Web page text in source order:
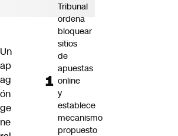
Un
ap
ag
ón
ge
ne
Tribunal
ordena
bloquear
sitios
de
apuestas
online
y
establece
mecanismo
propuesto